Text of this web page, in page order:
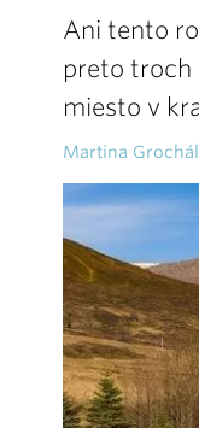
Ani tento
preto troch
miesto v
Martina